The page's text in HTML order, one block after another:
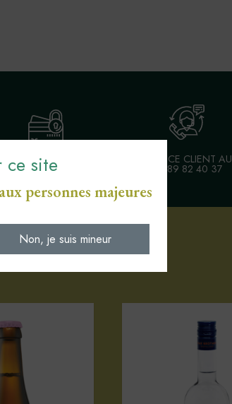
SÉCURISÉ CB SERVICE CLIENT AU
03 89 82 40 37
ce site
personnes majeures
Non, je suis mineur